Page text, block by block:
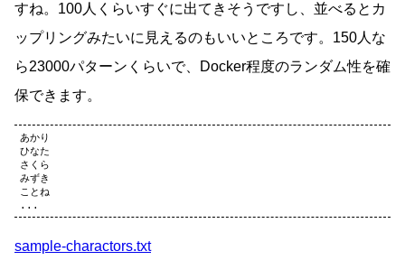
すね。100人くらいすぐに出てきそうですし、並べるとカ
ップリングみたいに見えるのもいいところです。150人な
ら23000パターンくらいで、Docker程度のランダム性を確
保できます。
あかり
ひなた
さくら
みずき
ことね
sample-charactors.txt